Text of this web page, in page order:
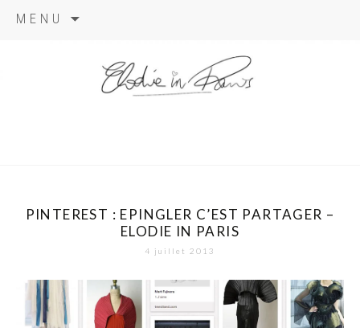
MENU
PINTEREST : EPINGLER C’EST PARTAGER –
ELODIE IN PARIS
4 juillet 2013